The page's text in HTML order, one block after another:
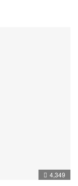
4,349